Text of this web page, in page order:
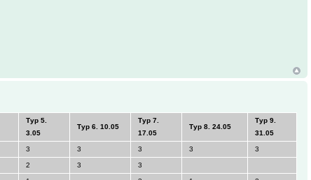
Тур 5.
3.05
Тур 6. 10.05
Тур 7.
17.05
Тур 8. 24.05
Тур 9.
31.05
3 3 3 3 3
2 3 3